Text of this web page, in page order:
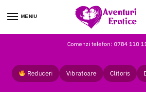
MENIU
Comenzi telefon: 0784 110
Reduceri Vibratoare Clitoris